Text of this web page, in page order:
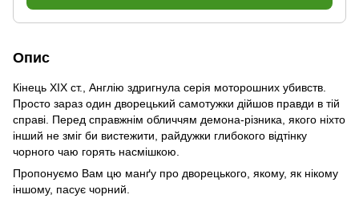
Опис
Кінець ХІХ ст., Англію здригнула серія моторошних убивств.
Просто зараз один дворецький самотужки дійшов правди в тій
справі. Перед справжнім обличчям демона-різника, якого ніхто
інший не зміг би вистежити, райдужки глибокого відтінку
чорного чаю горять насмішкою.
Пропонуємо Вам цю манґу про дворецького, якому, як нікому
іншому, пасує чорний.